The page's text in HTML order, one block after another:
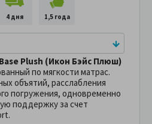
4 дня 1,5 года
Plush (Икон Бэйс Плюш)
по мягкости матрас.
объятий, расслабления
погружения, одновременно
поддержку за счет